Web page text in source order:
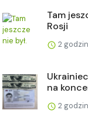
Tam
Rosji
2
na
2